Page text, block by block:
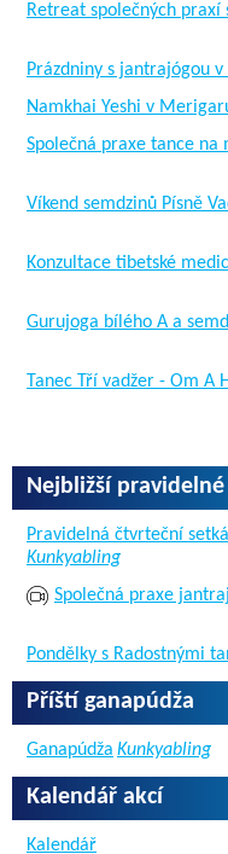
Retreat společných praxí
Prázdniny s jantrajógou
Namkhai Yeshi v
Společná praxe tance na
Víkend semdzinů Písně
Konzultace tibetské
Gurujoga bílého A a
Tanec Tří vadžer - Om A
Nejbližší
Pravidelná čtvrteční
Kunkyabling
Společná praxe
Pondělky s Radostnými
Příští ganapúdža
Ganapúdža Kunkyabling
Kalendář akcí
Kalendář